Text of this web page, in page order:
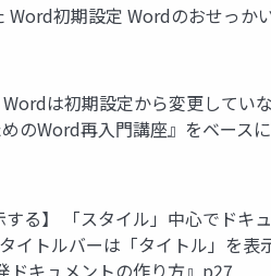
Word初期設定 Wordのおせっ
は初期設定から変更してい
のWord再入門講座』をベース
る】 「スタイル」中心でドキ
トルバーは「タイトル」を
ドキュメントの作り方』p27